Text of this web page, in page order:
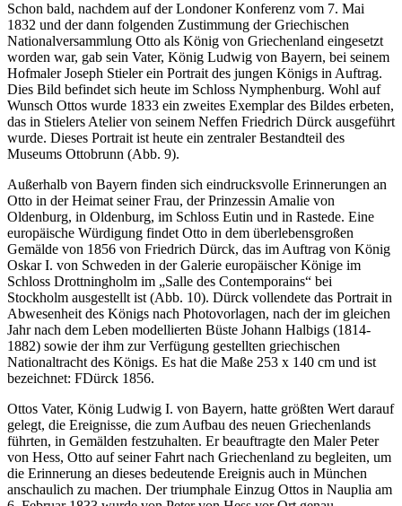
Schon bald, nachdem auf der Londoner Konferenz vom 7. Mai
1832 und der dann folgenden Zustimmung der Griechischen
Nationalversammlung Otto als König von Griechenland eingesetzt
worden war, gab sein Vater, König Ludwig von Bayern, bei seinem
Hofmaler Joseph Stieler ein Portrait des jungen Königs in Auftrag.
Dies Bild befindet sich heute im Schloss Nymphenburg. Wohl auf
Wunsch Ottos wurde 1833 ein zweites Exemplar des Bildes erbeten,
das in Stielers Atelier von seinem Neffen Friedrich Dürck ausgeführt
wurde. Dieses Portrait ist heute ein zentraler Bestandteil des
Museums Ottobrunn (Abb. 9).
Außerhalb von Bayern finden sich eindrucksvolle Erinnerungen an
Otto in der Heimat seiner Frau, der Prinzessin Amalie von
Oldenburg, in Oldenburg, im Schloss Eutin und in Rastede. Eine
europäische Würdigung findet Otto in dem überlebensgroßen
Gemälde von 1856 von Friedrich Dürck, das im Auftrag von König
Oskar I. von Schweden in der Galerie europäischer Könige im
Schloss Drottningholm im „Salle des Contemporains“ bei
Stockholm ausgestellt ist (Abb. 10). Dürck vollendete das Portrait in
Abwesenheit des Königs nach Photovorlagen, nach der im gleichen
Jahr nach dem Leben modellierten Büste Johann Halbigs (1814-
1882) sowie der ihm zur Verfügung gestellten griechischen
Nationaltracht des Königs. Es hat die Maße 253 x 140 cm und ist
bezeichnet: FDürck 1856.
Ottos Vater, König Ludwig I. von Bayern, hatte größten Wert darauf
gelegt, die Ereignisse, die zum Aufbau des neuen Griechenlands
führten, in Gemälden festzuhalten. Er beauftragte den Maler Peter
von Hess, Otto auf seiner Fahrt nach Griechenland zu begleiten, um
die Erinnerung an dieses bedeutende Ereignis auch in München
anschaulich zu machen. Der triumphale Einzug Ottos in Nauplia am